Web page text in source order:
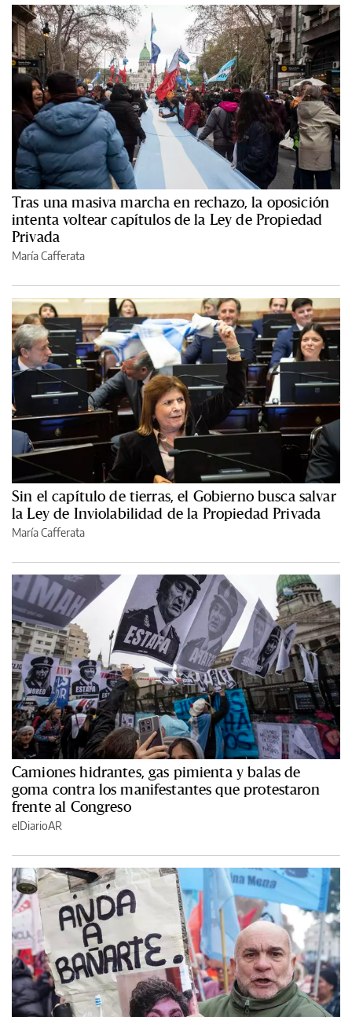
Tras una masiva marcha en rechazo, la oposición
intenta voltear capítulos de la Ley de Propiedad
Privada
María Cafferata
Sin el capítulo de tierras, el Gobierno busca salvar
la Ley de Inviolabilidad de la Propiedad Privada
María Cafferata
Camiones hidrantes, gas pimienta y balas de
goma contra los manifestantes que protestaron
frente al Congreso
elDiarioAR